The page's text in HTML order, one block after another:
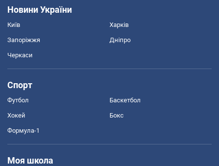
Новини України
Київ Харків
Запоріжжя Дніпро
Черкаси
Спорт
Футбол Баскетбол
Хокей Бокс
Формула-1
Моя школа